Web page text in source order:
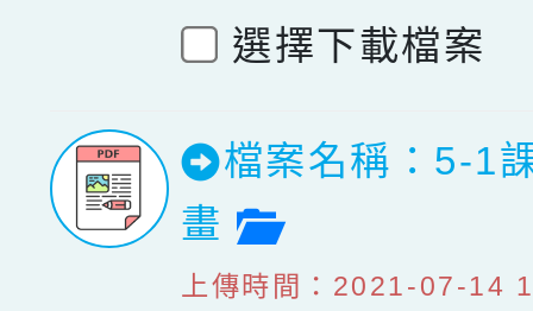
選擇下載檔案
檔案名稱：5-1
畫
檔案預覽
上傳時間：2021-07-14